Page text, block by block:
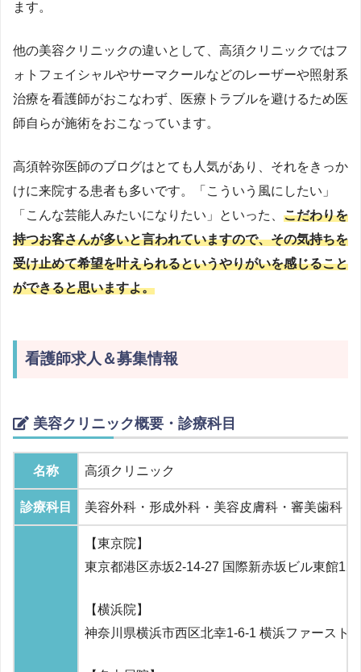
ます。
他の美容クリニックの違いとして、高須クリニックではフ
ォトフェイシャルやサーマクールなどのレーザーや照射系
治療を看護師がおこなわず、医療トラブルを避けるため医
師自らが施術をおこなっています。
高須幹弥医師のブログはとても人気があり、それをきっか
けに来院する患者も多いです。「こういう風にしたい」
「こんな芸能人みたいになりたい」といった、 こだわりを
持つお客さんが多いと言われていますので、その気持ちを
受け止めて希望を叶えられるというやりがいを感じること
ができると思いますよ。
看護師求人＆募集情報
美容クリニック概要・診療科目
名称 高須クリニック
診療科目 美容外科・形成外科・美容皮膚科・審美歯科
【東京院】
東京都港区赤坂2-14-27 国際新赤坂ビル東館12F
【横浜院】
神奈川県横浜市西区北幸1-6-1 横浜ファースト